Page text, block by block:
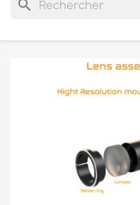
search